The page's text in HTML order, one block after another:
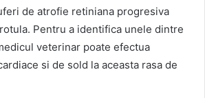
de atrofie retiniana progresiva
Pentru a identifica unele dintre
veterinar poate efectua
si de sold la aceasta rasa de